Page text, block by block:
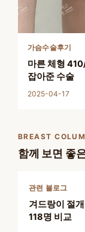
가슴수술후기
마른 체형
잡아준 수술
2025-04-17
BREAST
함께 보면 좋
관련 블로그
겨드랑이 절
118명 비교